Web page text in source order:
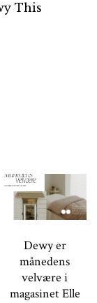
This
Dewy er
månedens
velvære i
magasinet Elle